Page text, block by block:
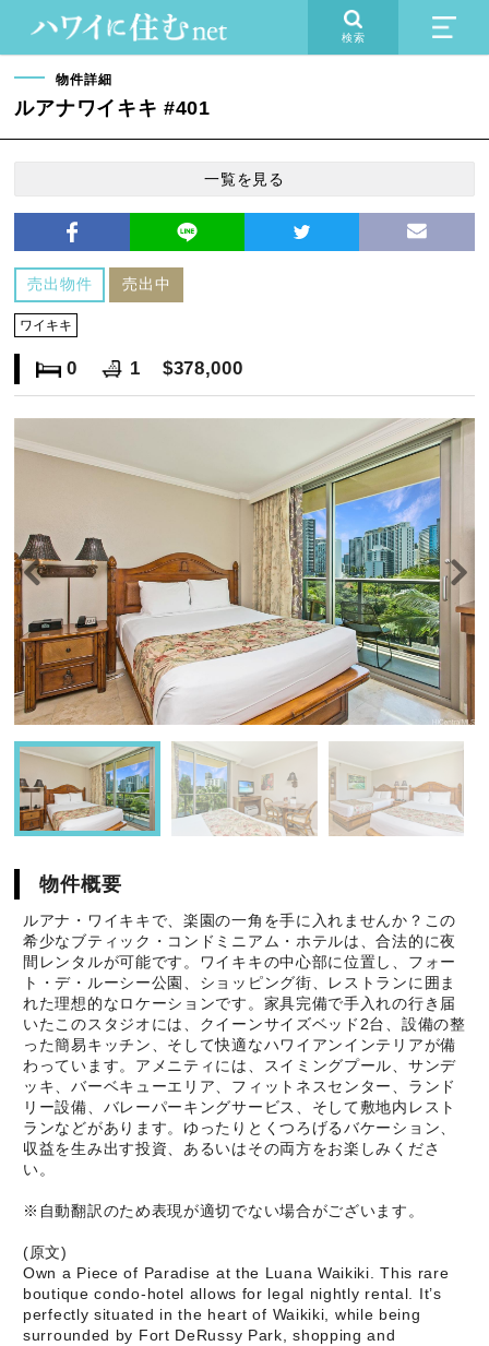
検索
物件詳細
ルアナワイキキ #401
一覧を見る
売出物件 売出中
ワイキキ
0 1 $378,000
物件概要
ルアナ・ワイキキで、楽園の一角を手に入れませんか？この
希少なブティック・コンドミニアム・ホテルは、合法的に夜
間レンタルが可能です。ワイキキの中心部に位置し、フォー
ト・デ・ルーシー公園、ショッピング街、レストランに囲ま
れた理想的なロケーションです。家具完備で手入れの行き届
いたこのスタジオには、クイーンサイズベッド2台、設備の整
った簡易キッチン、そして快適なハワイアンインテリアが備
わっています。アメニティには、スイミングプール、サンデ
ッキ、バーベキューエリア、フィットネスセンター、ランド
リー設備、バレーパーキングサービス、そして敷地内レスト
ランなどがあります。ゆったりとくつろげるバケーション、
収益を生み出す投資、あるいはその両方をお楽しみくださ
い。
※自動翻訳のため表現が適切でない場合がございます。
(原文)
Own a Piece of Paradise at the Luana Waikiki. This rare
boutique condo-hotel allows for legal nightly rental. It’s
perfectly situated in the heart of Waikiki, while being
surrounded by Fort DeRussy Park, shopping and